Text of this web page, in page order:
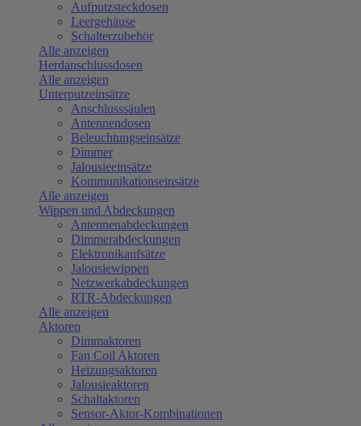
Aufputzsteckdosen
Leergehäuse
Schalterzubehör
Alle anzeigen
Herdanschlussdosen
Alle anzeigen
Unterputzeinsätze
Anschlusssäulen
Antennendosen
Beleuchtungseinsätze
Dimmer
Jalousieeinsätze
Kommunikationseinsätze
Alle anzeigen
Wippen und Abdeckungen
Antennenabdeckungen
Dimmerabdeckungen
Elektronikaufsätze
Jalousiewippen
Netzwerkabdeckungen
RTR-Abdeckungen
Alle anzeigen
Aktoren
Dimmaktoren
Fan Coil Aktoren
Heizungsaktoren
Jalousieaktoren
Schaltaktoren
Sensor-Aktor-Kombinationen